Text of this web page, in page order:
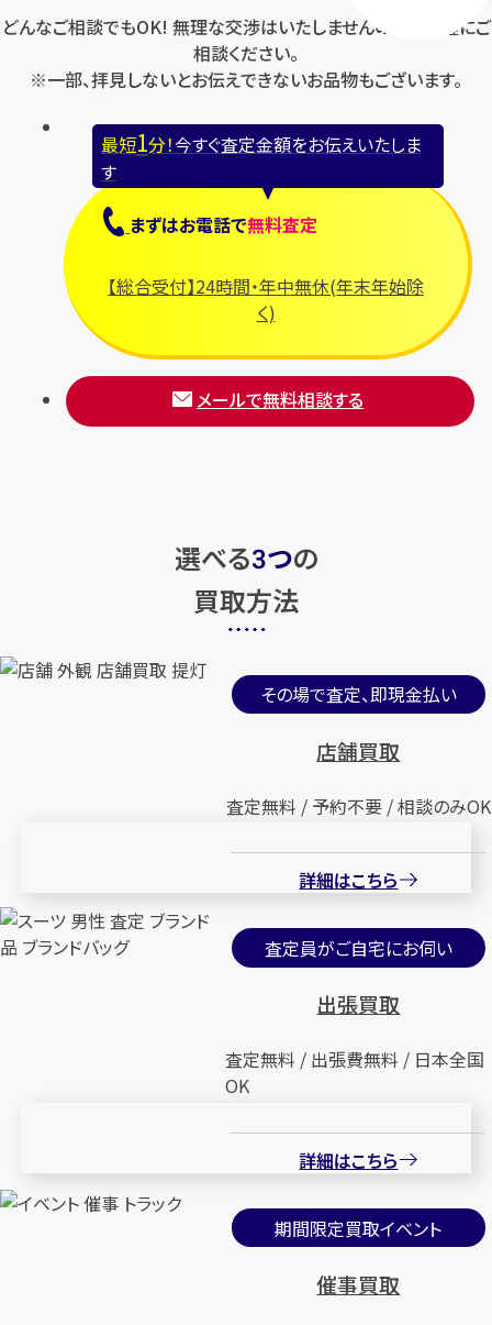
どんなご相談でもOK! 無理な交渉はいたしませんのでお気軽にご
相談ください。
※一部、拝見しないとお伝えできないお品物もございます。
最短1分！今すぐ査定金額をお伝えいたしま
す
まずはお電話で無料査定
【総合受付】24時間・年中無休(年末年始除
く)
メールで無料相談する
選べる3つの
買取方法
その場で査定、即現金払い
店舗買取
査定無料 / 予約不要 / 相談のみOK
詳細はこちら
査定員がご自宅にお伺い
出張買取
査定無料 / 出張費無料 / 日本全国
OK
詳細はこちら
期間限定買取イベント
催事買取